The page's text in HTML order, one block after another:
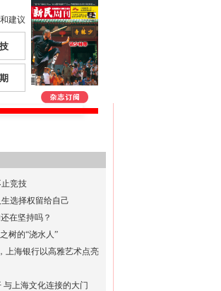
建议
竞技
选择权留给自己
在坚持吗？
树的“浇水人”
上海银行以高雅艺术点亮
上海文化连接的大门